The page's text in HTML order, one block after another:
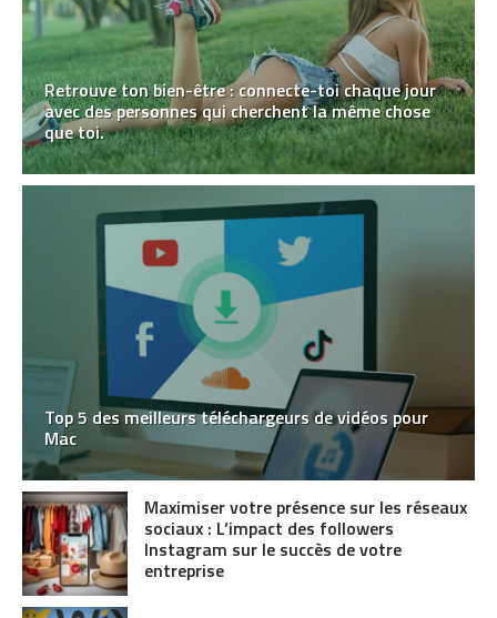
Retrouve ton bien-être : connecte-toi chaque jour
avec des personnes qui cherchent la même chose
que toi.
Top 5 des meilleurs téléchargeurs de vidéos pour
Mac
Maximiser votre présence sur les réseaux
sociaux : L’impact des followers
Instagram sur le succès de votre
entreprise